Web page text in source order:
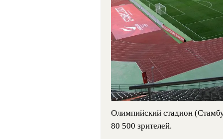
Олимпийский стадион
80 500 зрителей.